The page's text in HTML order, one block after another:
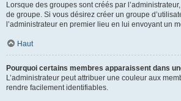
Lorsque des groupes sont créés par
de groupe. Si vous désirez créer un groupe
l’administrateur en premier lieu en lui envoyant un
Haut
Pourquoi certains membres apparaissent dans
L’administrateur peut attribuer une couleur aux
rendre facilement identifiables.